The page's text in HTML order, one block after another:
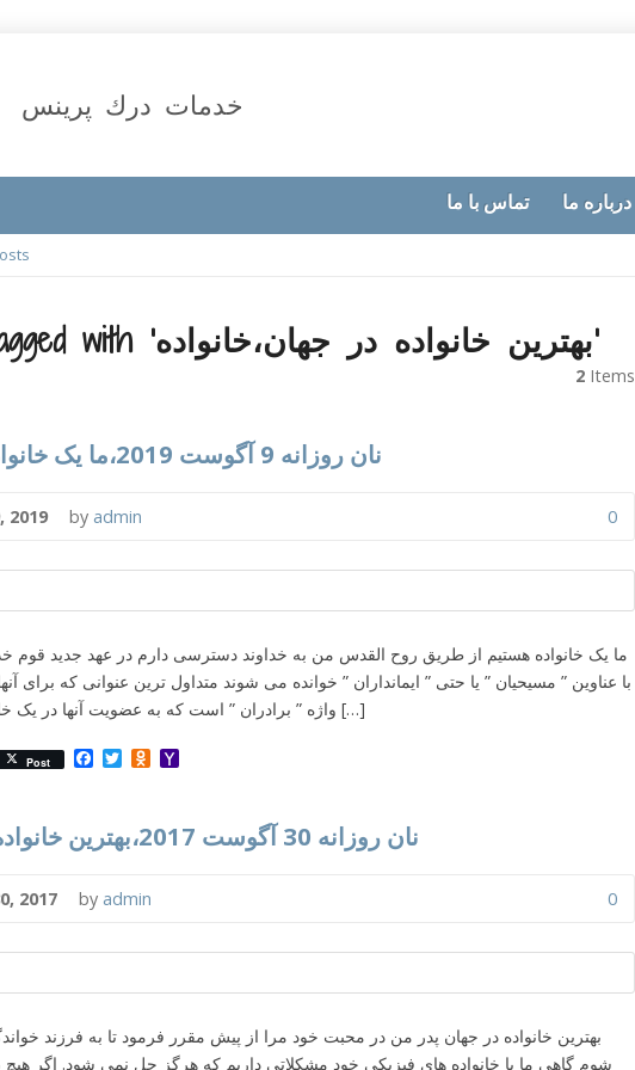
خدمات درك پرينس
تماس با ما درباره ما
Posts tagged with ‘بهترین خانواده در جهان،خانواده’
2 Items
نان روزانه 9 آگوست 2019،ما یک خانواده هستیم
2019 by admin 0
ما یک خانواده هستیم از طریق روح القدس من به خداوند دسترسی دارم در عهد جدید قوم
با عناوین ” مسیحیان ” یا حتی ” ایمانداران ” خوانده می شوند متداول ترین عنوانی که برای
واژه ” برادران ” است که به عضویت آنها در یک خانوادۀ روحانی […]
Post Facebook
TwitterOdnoklassniki
نان روزانه 30 آگوست 2017،بهترین خانواده در جهان
2017 by admin 0
بهترین خانواده در جهان پدر من در محبت خود مرا از پیش مقرر فرمود تا به فرزند
شوم گاهی ما با خانواده های فیزیکی خود مشکلاتی داریم که هرگز حل نمی شود. اگر هیچ